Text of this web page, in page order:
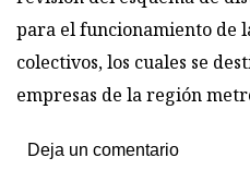
para el funcionamiento de
colectivos, los cuales se
empresas de la región
Deja un comentario